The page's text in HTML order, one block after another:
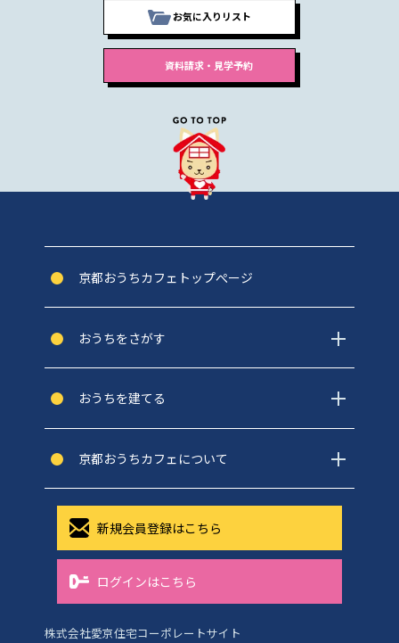
お気に入りリスト
京都おうちカフェトップぺージ
おうちをさがす
おうちを建てる
京都おうちカフェについて
新規会員登録はこちら
ログインはこちら
株式会社愛京住宅コーポレートサイト